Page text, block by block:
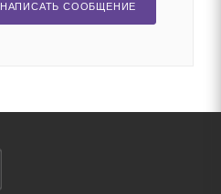
НАПИСАТЬ СООБЩЕНИЕ